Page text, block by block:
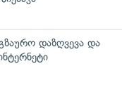
დაზღვევა და